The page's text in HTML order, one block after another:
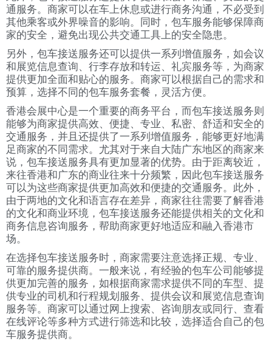
通服务。商家可以在车上休息或进行商务沟通，不必受到
其他乘客或外界噪音的影响。同时，包车服务能够保障商
家的安全，避免出现公共交通工具上的安全隐患。
另外，包车接送服务还可以提供一系列增值服务，如会议
和展览信息查询、行李存放和转运、礼宾服务等，为商家
提供更加全面和贴心的服务。商家可以根据自己的需求和
预算，选择不同的包车服务套餐，灵活方便。
香港会展中心是一个重要的商务平台，而包车接送服务则
能够为商家提供高效、便捷、专业、私密、舒适和安全的
交通服务，并且还提供了一系列增值服务，能够更好地满
足商家的不同需求。尤其对于来自大陆广东地区的商家来
说，包车接送服务具有更加显著的优势。由于距离较近，
来往香港和广东的商业往来十分频繁，因此包车接送服务
可以为这些商家提供更加高效和便捷的交通服务。此外，
由于两地的文化和语言存在差异，商家往往需要了解香港
的文化和商业环境，包车接送服务还能提供相关的文化和
商务信息咨询服务，帮助商家更好地适应和融入香港市
场。
在选择包车接送服务时，商家需要注意选择正规、专业、
可靠的服务提供商。一般来说，有经验的包车公司能够提
供更加完善的服务，如根据商家需求提供不同的车型、提
供专业的司机和行程规划服务、提供会议和展览信息查询
服务等。商家可以通过网上搜索、咨询朋友或同行、查看
在线评论等多种方式进行筛选和比较，选择适合自己的包
车服务提供商。